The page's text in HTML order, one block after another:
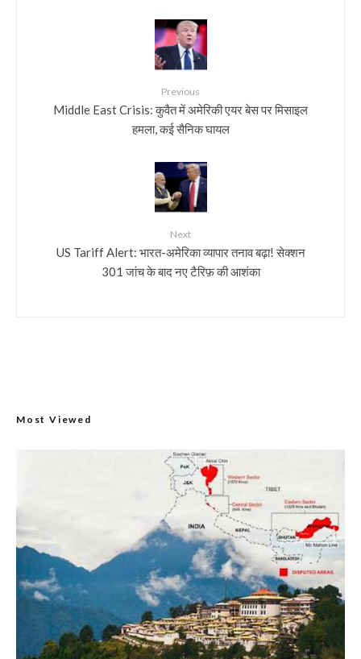
Previous
Middle East Crisis: कुवैत में अमेरिकी एयर बेस पर मिसाइल
हमला, कई सैनिक घायल
Next
US Tariff Alert: भारत-अमेरिका व्यापार तनाव बढ़ा! सेक्शन
301 जांच के बाद नए टैरिफ़ की आशंका
Most Viewed